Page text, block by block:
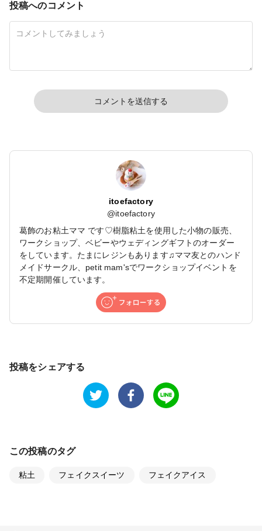
投稿へのコメント
コメントを送信する
itoefactory
@itoefactory
葛飾のお粘土ママ です♡樹脂粘土を使用した小物の販売、
ワークショップ、ベビーやウェディングギフトのオーダー
をしています。たまにレジンもあります♫ママ友とのハンド
メイドサークル、petit mam'sでワークショップイベントを
不定期開催しています。
投稿をシェアする
この投稿のタグ
粘土 フェイクスイーツ フェイクアイス